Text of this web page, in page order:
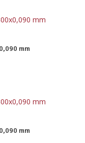
mm
mm